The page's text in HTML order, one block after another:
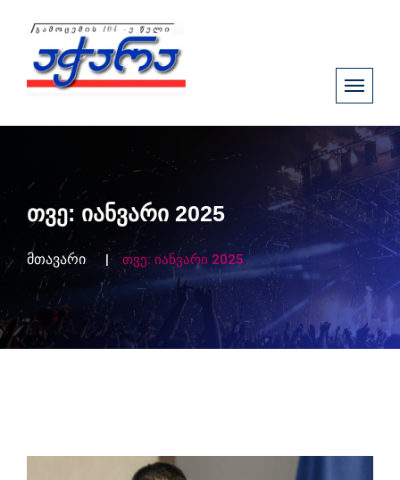
თვე: იანვარი 2025
მთავარი თვე: იანვარი 2025